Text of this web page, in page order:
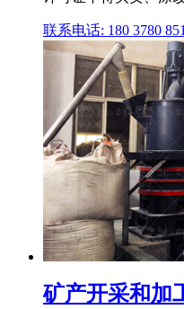
联系电话: 180 3780
矿产开采和加